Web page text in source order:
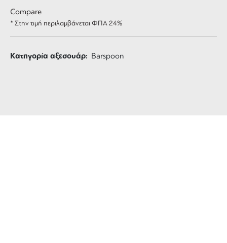
Compare
* Στην τιμή περιλαμβάνεται ΦΠΑ 24%
Κατηγορία αξεσουάρ: Barspoon